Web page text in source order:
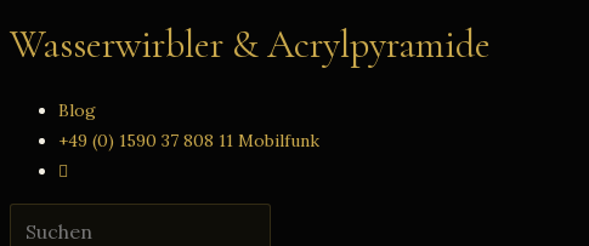
Inhalt
Wasserwirbler & Acrylpyramide
Blog
+49 (0) 1590 37 808 11 Mobilfunk
Website-
Suche
umschalten